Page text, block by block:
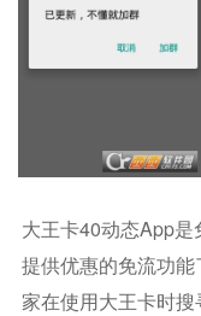
大王卡40动态app
提供优惠的免流功
家在使用大王卡时搜